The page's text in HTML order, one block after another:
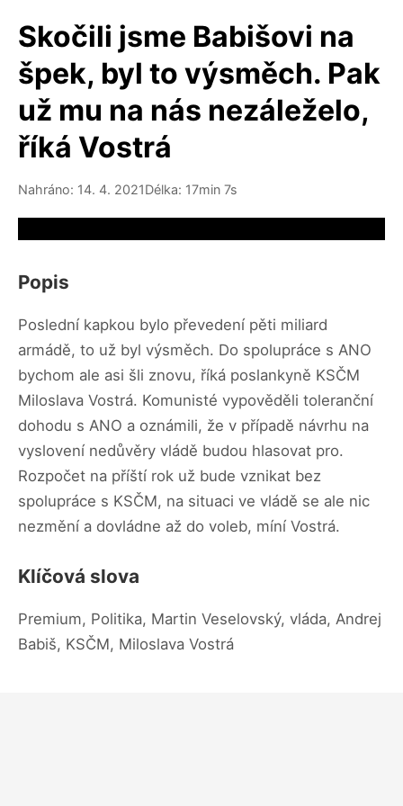
Skočili jsme Babišovi na
špek, byl to výsměch. Pak
už mu na nás nezáleželo,
říká Vostrá
Nahráno: 14. 4. 2021Délka: 17min 7s
Popis
Poslední kapkou bylo převedení pěti miliard
armádě, to už byl výsměch. Do spolupráce s ANO
bychom ale asi šli znovu, říká poslankyně KSČM
Miloslava Vostrá. Komunisté vypověděli toleranční
dohodu s ANO a oznámili, že v případě návrhu na
vyslovení nedůvěry vládě budou hlasovat pro.
Rozpočet na příští rok už bude vznikat bez
spolupráce s KSČM, na situaci ve vládě se ale nic
nezmění a dovládne až do voleb, míní Vostrá.
Klíčová slova
Premium, Politika, Martin Veselovský, vláda, Andrej
Babiš, KSČM, Miloslava Vostrá